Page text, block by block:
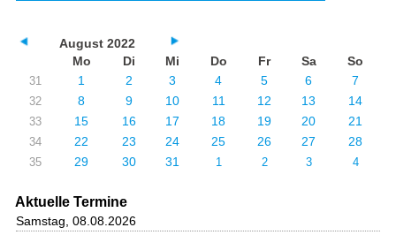
August 2022
Mo
Di Mi Do Fr Sa So
31 1 2 3 4 5 6 7
32 8 9 10 11 12 13 14
33 15 16 17 18 19 20 21
34 22 23 24 25 26 27 28
35 29 30 31 1 2 3 4
Aktuelle Termine
Samstag, 08.08.2026